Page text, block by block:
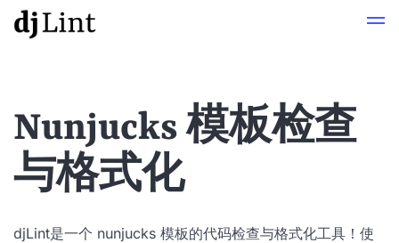
Nunjucks 模板检查
与格式化
djLint是一个 nunjucks 模板的代码检查与格式化工具！使